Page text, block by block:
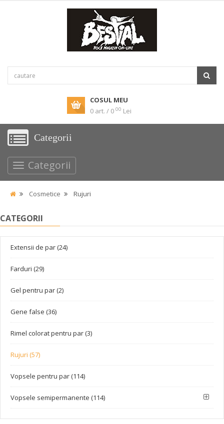
COSUL MEU
0 art. / 0 00 Lei
Categorii
Categorii
Cosmetice Rujuri
CATEGORII
Extensii de par (24)
Farduri (29)
Gel pentru par (2)
Gene false (36)
Rimel colorat pentru par (3)
Rujuri (57)
Vopsele pentru par (114)
Vopsele semipermanente (114)